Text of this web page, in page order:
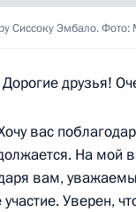
Бисау Умару
Сиссоку Эмбало.
друзья!
вас
На мой
вам,
Уверен,